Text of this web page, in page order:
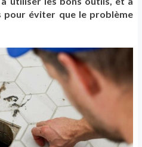
pour éviter que le problème